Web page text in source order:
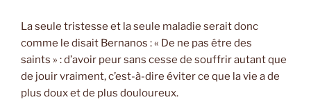
La seule tristesse et la seule maladie serait donc
comme le disait Bernanos : « De ne pas être des
saints » : d’avoir peur sans cesse de souffrir autant que
de jouir vraiment, c’est-à-dire éviter ce que la vie a de
plus doux et de plus douloureux.